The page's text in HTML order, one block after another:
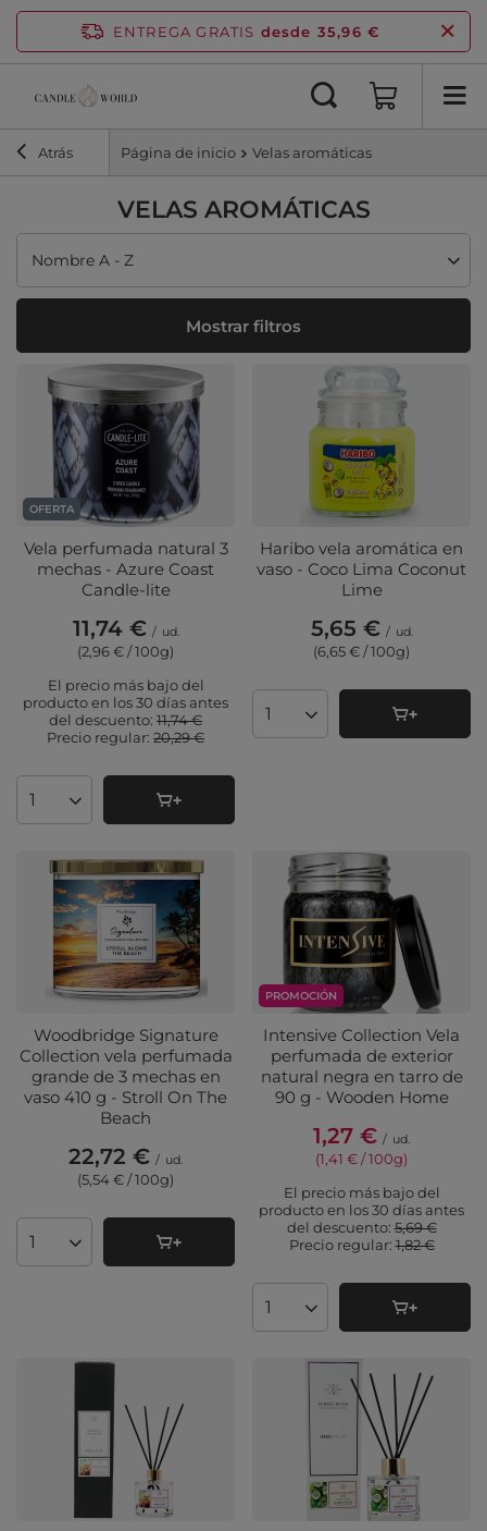
ENTREGA GRATIS desde 35,96 €
Atrás Página de inicio Velas aromáticas
VELAS AROMÁTICAS
Cambiar ordenación
Nombre A - Z
Mostrar filtros
OFERTA
Vela perfumada natural 3
mechas - Azure Coast
Candle-lite
11,74 € / ud.
(2,96 € / 100g)
El precio más bajo del
producto en los 30 días antes
del descuento: 11,74 €
Precio regular: 20,29 €
Cantidad de productos
Haribo vela aromática en
vaso - Coco Lima Coconut
Lime
5,65 € / ud.
(6,65 € / 100g)
Cantidad de productos
Woodbridge Signature
Collection vela perfumada
grande de 3 mechas en
vaso 410 g - Stroll On The
Beach
22,72 € / ud.
(5,54 € / 100g)
Cantidad de productos
PROMOCIÓN
Intensive Collection Vela
perfumada de exterior
natural negra en tarro de
90 g - Wooden Home
1,27 € / ud.
(1,41 € / 100g)
El precio más bajo del
producto en los 30 días antes
del descuento:5,69 €
Precio regular:1,82 €
Cantidad de productos